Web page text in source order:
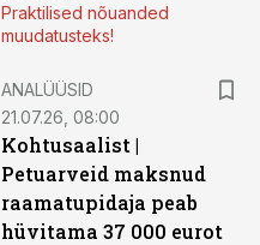
Praktilised nõuanded
muudatusteks!
ANALÜÜSID
21.07.26, 08:00
Kohtusaalist |
Petuarveid maksnud
raamatupidaja peab
hüvitama 37 000 eurot